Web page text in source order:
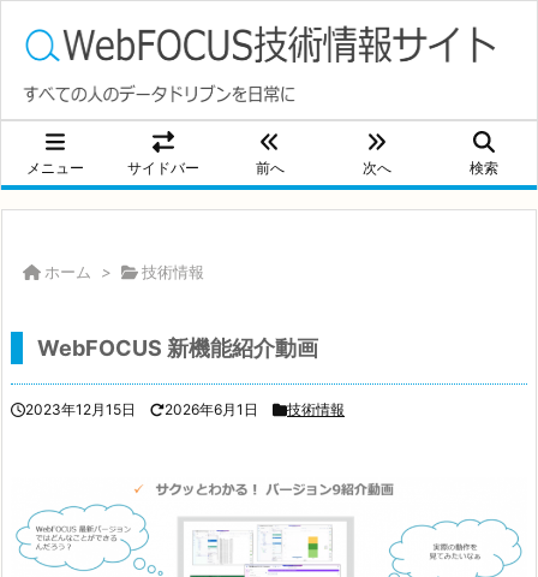
メニュー サイドバー 前へ 次へ 検索
ホーム > 技術情報
WebFOCUS 新機能紹介動画
2023年12月15日 2026年6月1日 技術情報